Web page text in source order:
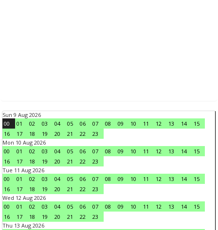
Sun 9 Aug 2026
00
01 02 03 04 05 06 07 08 09 10 11 12 13 14
15
16
17 18 19 20 21 22
23
Mon 10 Aug 2026
00
01 02 03 04 05 06 07 08 09 10 11 12 13 14
15
16
17 18 19 20 21 22
23
Tue 11 Aug 2026
00
01 02 03 04 05 06 07 08 09 10 11 12 13 14
15
16
17 18 19 20 21 22
23
Wed 12 Aug 2026
00
01 02 03 04 05 06 07 08 09 10 11 12 13 14
15
16
17 18 19 20 21 22
23
Thu 13 Aug 2026